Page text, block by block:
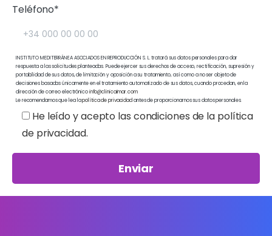
Teléfono*
INSTITUTO MEDITERRÁNEA ASOCIADOS EN REPRODUCCIÓN S. L. tratará sus datos personales para dar
respuesta a las solicitudes planteadas. Puede ejercer sus derechos de acceso, rectificación, supresión y
portabilidad de sus datos, de limitación y oposición a su tratamiento, así como a no ser objeto de
decisiones basadas únicamente en el tratamiento automatizado de sus datos, cuando procedan, en la
dirección de correo electrónicoinfo@clinicaimar.com
Le recomendamos que lea lapolítica de privacidadantes de proporcionarnos sus datos personales.
He leído y acepto las condiciones de la política
de privacidad.